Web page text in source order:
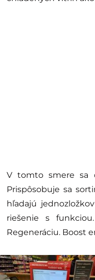
V tomto smere sa
Prispôsobuje sa
hľadajú
riešenie s
Regeneráciu. Boost